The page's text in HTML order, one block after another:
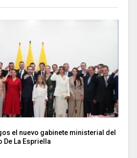
el nuevo gabinete ministerial del
De La Espriella